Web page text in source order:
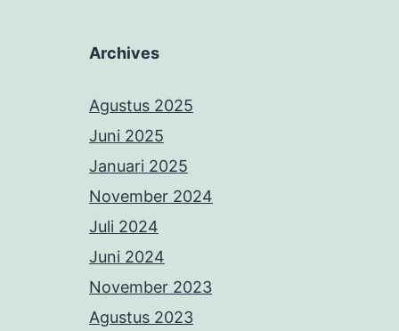
Archives
Agustus 2025
Juni 2025
Januari 2025
November 2024
Juli 2024
Juni 2024
November 2023
Agustus 2023